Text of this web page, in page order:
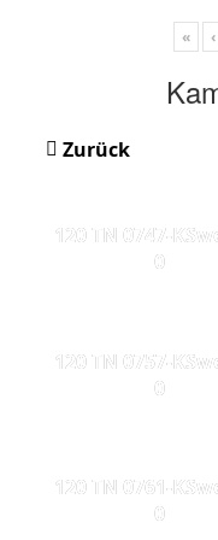
« ‹
Zurück
120 TN 0747-
0
120 TN 0757-
0
120 TN 0761-
0